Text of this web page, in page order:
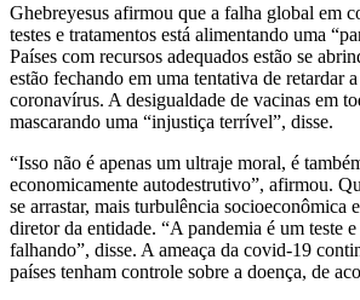
Ghebreyesus afirmou que a falha global em
testes e tratamentos está alimentando uma
Países com recursos adequados estão se
estão fechando em uma tentativa de retardar
coronavírus. A desigualdade de vacinas em
mascarando uma “injustiça terrível”, disse.
“Isso não é apenas um ultraje moral, é
economicamente autodestrutivo”, afirmou.
se arrastar, mais turbulência socioeconômica
diretor da entidade. “A pandemia é um teste
falhando”, disse. A ameaça da covid-19
países tenham controle sobre a doença, de